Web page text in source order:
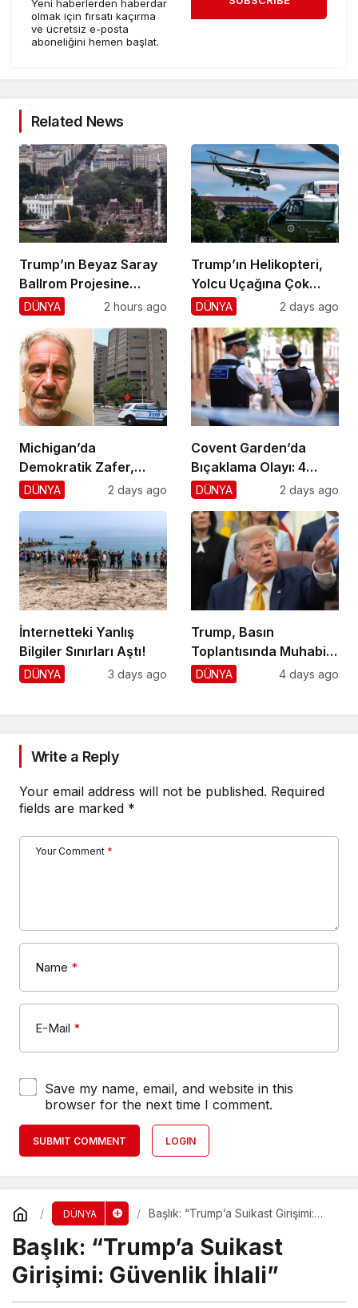
Yeni haberlerden haberdar
olmak için fırsatı kaçırma
ve ücretsiz e-posta
aboneliğini hemen başlat.
Related News
Trump’ın Beyaz Saray
Ballrom Projesine
Durdurma
DÜNYA 2 hours ago
Trump’ın Helikopteri,
Yolcu Uçağına Çok
Yaklaştı!
DÜNYA 2 days ago
Michigan’da
Demokratik Zafer,
Cumhuriyetçilere
DÜNYA 2 days ago
Covent Garden’da
Bıçaklama Olayı: 4
Yaralı, 1 Gözaltı
DÜNYA 2 days ago
İnternetteki Yanlış
Bilgiler Sınırları Aştı!
DÜNYA 3 days ago
Trump, Basın
Toplantısında Muhabiri
Fena Yerden Aldı
DÜNYA 4 days ago
Write a Reply
Your email address will not be published. Required
fields are marked *
Your Comment *
Name *
E-Mail *
Save my name, email, and website in this
browser for the next time I comment.
SUBMIT COMMENT LOGIN
DÜNYA
Başlık: “Trump’a Suikast Girişimi:
Başlık: “Trump’a Suikast
Girişimi: Güvenlik İhlali”